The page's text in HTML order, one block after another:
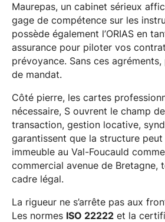
Maurepas, un cabinet sérieux
gage de compétence sur les
possède également l’ORIAS en
assurance pour piloter vos
prévoyance. Sans ces
de mandat.
Côté pierre, les cartes
nécessaire, S ouvrent le champ
transaction, gestion locative,
garantissent que la structure
immeuble au Val-Foucauld
commercial avenue de Bretagne,
cadre légal.
La rigueur ne s’arrête pas aux
Les normes ISO 22222et la